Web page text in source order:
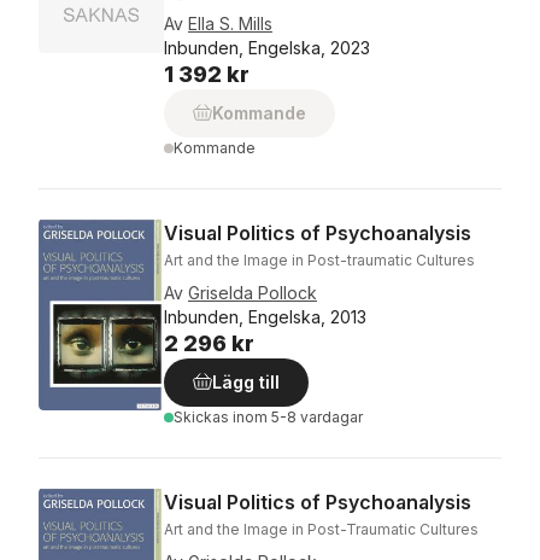
Av Ella S. Mills
Inbunden, Engelska, 2023
1 392 kr
Kommande
Kommande
Visual Politics of Psychoanalysis
Art and the Image in Post-traumatic Cultures
Av Griselda Pollock
Inbunden, Engelska, 2013
2 296 kr
Lägg till
Skickas inom 5-8 vardagar
Visual Politics of Psychoanalysis
Art and the Image in Post-Traumatic Cultures